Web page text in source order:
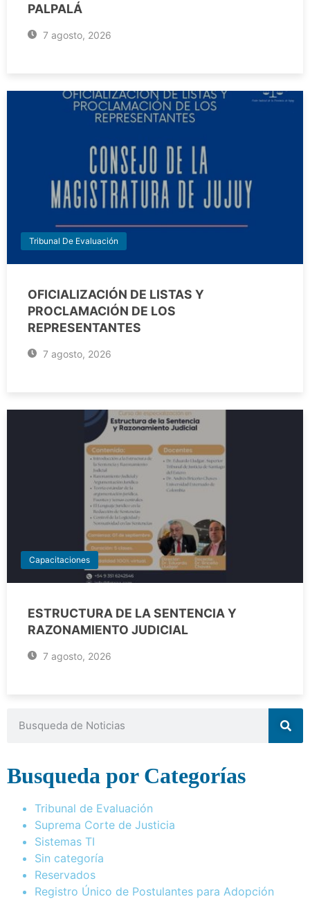
PALPALÁ
7 agosto, 2026
Tribunal De Evaluación
OFICIALIZACIÓN DE LISTAS Y
PROCLAMACIÓN DE LOS
REPRESENTANTES
7 agosto, 2026
Capacitaciones
ESTRUCTURA DE LA SENTENCIA Y
RAZONAMIENTO JUDICIAL
7 agosto, 2026
Busqueda por Categorías
Tribunal de Evaluación
Suprema Corte de Justicia
Sistemas TI
Sin categoría
Reservados
Registro Único de Postulantes para Adopción